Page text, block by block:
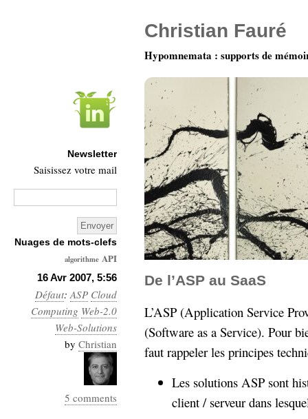
16 Avr 2007, 5:56
Défaut:ASP Cloud
Computing Web-2.0
Web-Solutions
by Christian
5 comments
De l’ASP au SaaS
L’ASP (Application Service
(Software as a Service). Pour
faut rappeler les principes
Les solutions ASP sont
client / serveur dans
Christian Fauré
Hypomnemata : supports de
Newsletter
Saisissez votre mail
Nuages de mots-clefs
algorithme API
Architecture
Ars-
Industrialis
business_model
cinéma
Cloud